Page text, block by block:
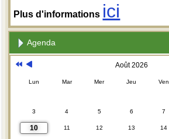
Plus d'informations ici
Agenda
Août 2026
Lun Mar Mer Jeu Ven
3 4 5 6 7
10 11 12 13 14